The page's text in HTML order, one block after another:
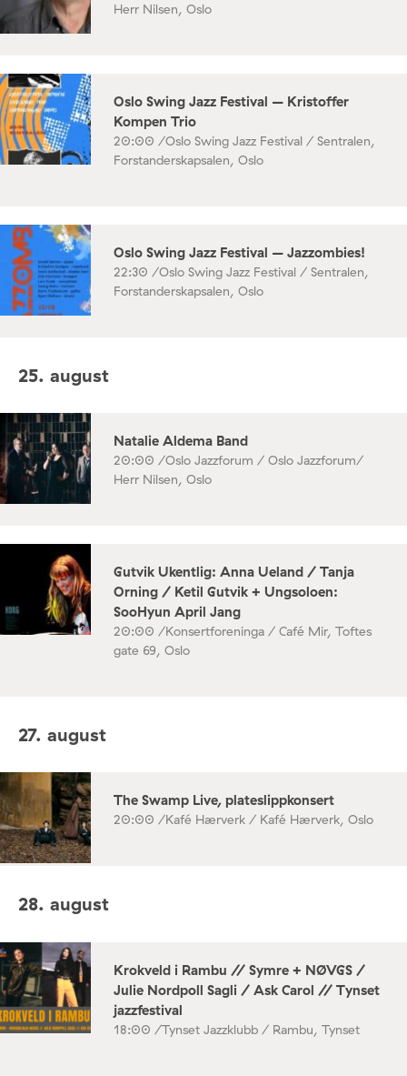
Herr Nilsen, Oslo
Oslo Swing Jazz Festival – Kristoffer
Kompen Trio
20:00 /Oslo Swing Jazz Festival / Sentralen,
Forstanderskapsalen, Oslo
Oslo Swing Jazz Festival – Jazzombies!
22:30 /Oslo Swing Jazz Festival / Sentralen,
Forstanderskapsalen, Oslo
25. august
Natalie Aldema Band
20:00 /Oslo Jazzforum / Oslo Jazzforum/
Herr Nilsen, Oslo
Gutvik Ukentlig: Anna Ueland / Tanja
Orning / Ketil Gutvik + Ungsoloen:
SooHyun April Jang
20:00 /Konsertforeninga / Café Mir, Toftes
gate 69, Oslo
27. august
The Swamp Live, plateslippkonsert
20:00 /Kafé Hærverk / Kafé Hærverk, Oslo
28. august
Krokveld i Rambu // Symre + NØVGS /
Julie Nordpoll Sagli / Ask Carol // Tynset
jazzfestival
18:00 /Tynset Jazzklubb / Rambu, Tynset